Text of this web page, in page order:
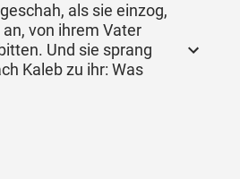
als sie einzog,
von ihrem Vater
Und sie sprang
Kaleb zu ihr: Was